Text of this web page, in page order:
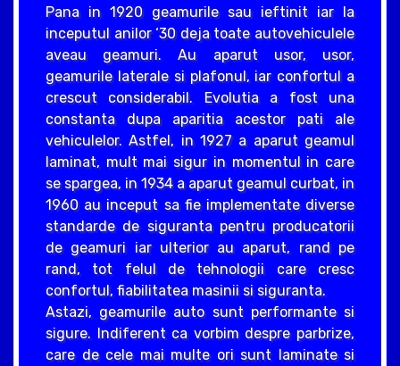
Pana in 1920 geamurile sau ieftinit iar la
inceputul anilor ‘30 deja toate autovehiculele
aveau geamuri. Au aparut usor, usor,
geamurile laterale si plafonul, iar confortul a
crescut considerabil. Evolutia a fost una
constanta dupa aparitia acestor pati ale
vehiculelor. Astfel, in 1927 a aparut geamul
laminat, mult mai sigur in momentul in care
se spargea, in 1934 a aparut geamul curbat, in
1960 au inceput sa fie implementate diverse
standarde de siguranta pentru producatorii
de geamuri iar ulterior au aparut, rand pe
rand, tot felul de tehnologii care cresc
confortul, fiabilitatea masinii si siguranta.
Astazi, geamurile auto sunt performante si
sigure. Indiferent ca vorbim despre parbrize,
care de cele mai multe ori sunt laminate si